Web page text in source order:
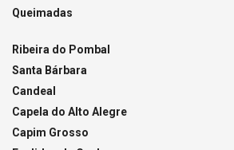
Queimadas
Ribeira do Pombal
Santa Bárbara
Candeal
Capela do Alto Alegre
Capim Grosso